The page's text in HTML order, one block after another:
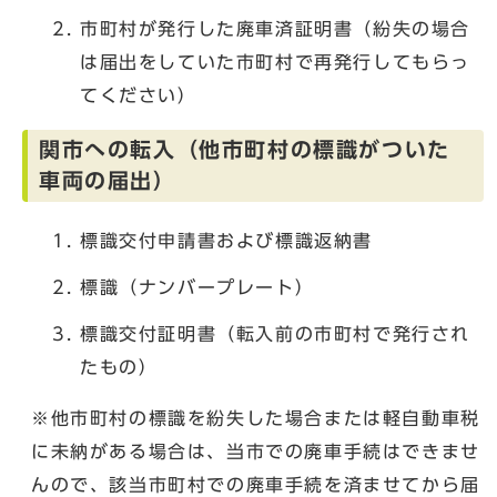
市町村が発行した廃車済証明書（紛失の場合
は届出をしていた市町村で再発行してもらっ
てください）
関市への転入（他市町村の標識がついた
車両の届出）
標識交付申請書および標識返納書
標識（ナンバープレート）
標識交付証明書（転入前の市町村で発行され
たもの）
※他市町村の標識を紛失した場合または軽自動車税
に未納がある場合は、当市での廃車手続はできませ
んので、該当市町村での廃車手続を済ませてから届